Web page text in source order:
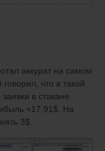
аккурат на самом
что в такой
в стакане
+17,91$. На
3$.